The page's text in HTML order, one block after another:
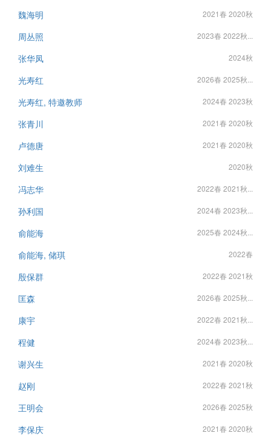
魏海明 2021春 2020秋
周丛照 2023春 2022秋...
张华凤 2024秋
光寿红 2026春 2025秋...
光寿红, 特邀教师 2024春 2023秋
张青川 2021春 2020秋
卢德唐 2021春 2020秋
刘难生 2020秋
冯志华 2022春 2021秋...
孙利国 2024春 2023秋...
俞能海 2025春 2024秋...
俞能海, 储琪 2022春
殷保群 2022春 2021秋
匡森 2026春 2025秋...
康宇 2022春 2021秋...
程健 2024春 2023秋...
谢兴生 2021春 2020秋
赵刚 2022春 2021秋
王明会 2026春 2025秋
李保庆 2021春 2020秋